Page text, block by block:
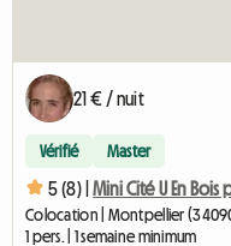
21 € / nuit
Vérifié Master
5 (8) | Mini Cité U En
Colocation | Montpellier
1 pers. | 1 semaine minimum